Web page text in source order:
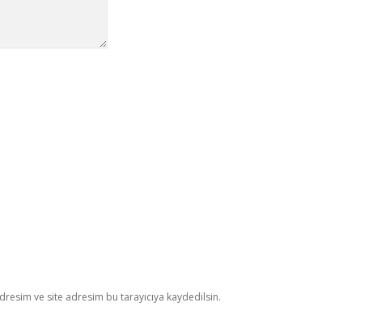
ve site adresim bu tarayıcıya kaydedilsin.